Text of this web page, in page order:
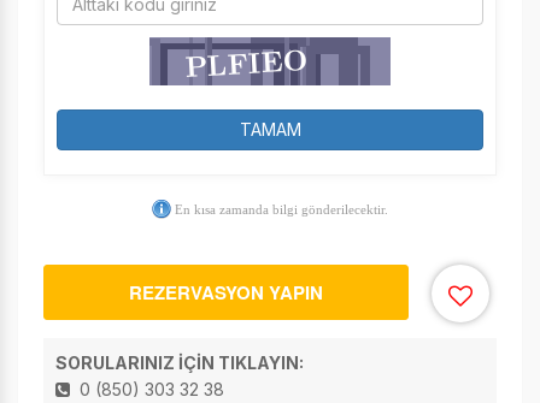
TAMAM
En kısa zamanda bilgi gönderilecektir.
REZERVASYON YAPIN
SORULARINIZ İÇİN TIKLAYIN:
0 (850) 303 32 38